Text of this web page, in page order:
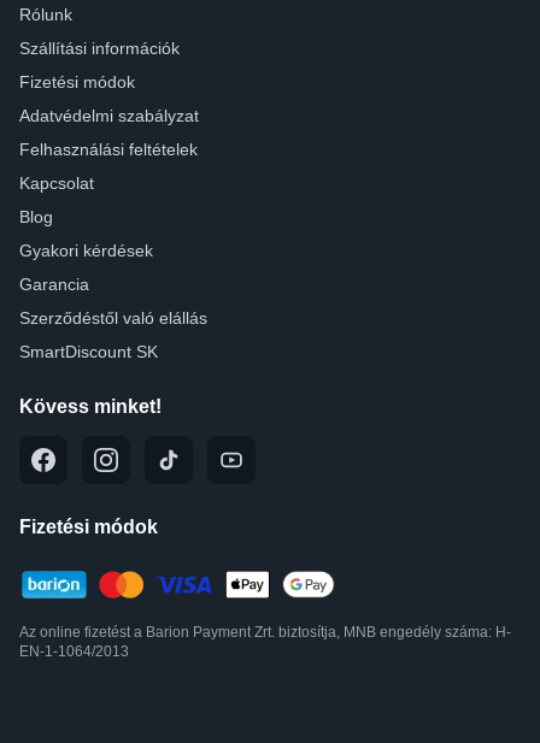
Rólunk
Szállítási információk
Fizetési módok
Adatvédelmi szabályzat
Felhasználási feltételek
Kapcsolat
Blog
Gyakori kérdések
Garancia
Szerződéstől való elállás
SmartDiscount SK
Kövess minket!
Fizetési módok
Az online fizetést a Barion Payment Zrt. biztosítja, MNB engedély száma: H-
EN-1-1064/2013